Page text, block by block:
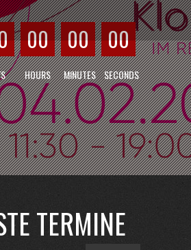
00 00 00
HOURS MINUTES SECONDS
TERMINE